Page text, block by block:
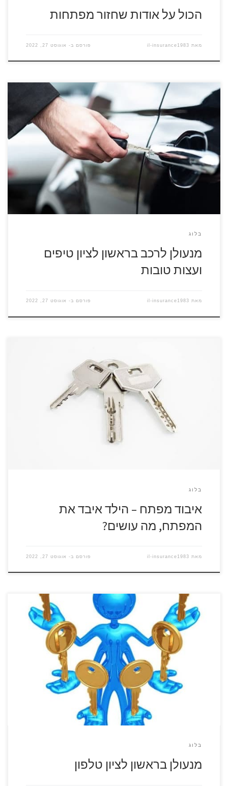
הכול על אודות שחזור מפתחות
מאת il-insurance1983 פורסם ב- אוגוסט 27, 2022
להזמנת מנעולן התקשרו עכשיו 077-8047155 מנעולן לרכב בראשון
לציון הוא בעל מקצוע ייחודי בתחומו ואין מי שאינו נדרש לשירותים
שלו. הוא יודע לתקן את מנעול הרכב, לשכפל או לשחזר את המנעול,
לפתור בעיות בקודן ועוד שירותים רבים ונפוצים. אם אתם גרים
בראשון לציון, בנס ציונה או בסביבה הקרובה, תמיד כדאי […]
בלוג
מנעולן לרכב בראשון לציון טיפים
ועצות טובות
מאת il-insurance1983 פורסם ב- אוגוסט 27, 2022
להזמנת מנעולן התקשרו עכשיו 077-8047155 אתם גרים בראשון
לציון ויצאתם לטייל עם הילד בעגלה, הילד היה משועמם, הוא ניסה
לקום ולצאת מהעגלה, הוא בכה, חיפשתם משהו שיעסיק אותו
ונתתם לו את צרור המפתחות, אבל אבוי… כשהגעתם הביתה או
כשחזרתם אל הרכב, המפתח לא נמצא. הילד איבד את המפתח,
מה אתם […]
בלוג
איבוד מפתח – הילד איבד את
המפתח, מה עושים?
מאת il-insurance1983 פורסם ב- אוגוסט 27, 2022
להזמנת מנעולן התקשרו עכשיו 077-8047155 אין דבר יותר נחוץ
מאשר טלפון של מנעולן בראשון לציון. כאשר אתם נמצאים במצבי
חירום, יצאתם לרגע מהרכב, הדלת נטרקה והמפתח נשאר בתוך
הרכב, שכחתם או איבדתם את המפתח לבית ואתם עומדים מחוץ
לבית עייפים ורעבים, אבל לא יכולים להיכנס, דלת הכספת לא
נפתחת בדיוק […]
בלוג
מנעולן בראשון לציון טלפון